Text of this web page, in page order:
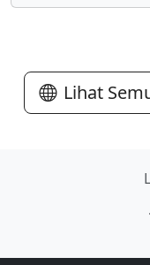
Lihat